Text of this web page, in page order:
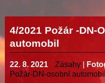
4/2021 Požár -DN-
automobil
22. 8. 2021 Zásahy
Požár-DN-osobní automobil